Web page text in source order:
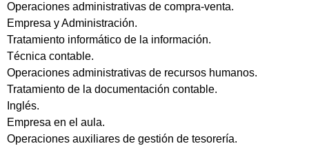
Operaciones administrativas de compra-venta.
Empresa y Administración.
Tratamiento informático de la información.
Técnica contable.
Operaciones administrativas de recursos humanos.
Tratamiento de la documentación contable.
Inglés.
Empresa en el aula.
Operaciones auxiliares de gestión de tesorería.